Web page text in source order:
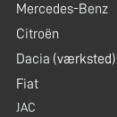
Mercedes-Benz
Citroën
Dacia (værksted)
Fiat
JAC